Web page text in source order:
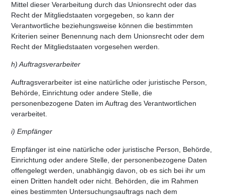
Mittel dieser Verarbeitung durch das Unionsrecht oder das
Recht der Mitgliedstaaten vorgegeben, so kann der
Verantwortliche beziehungsweise können die bestimmten
Kriterien seiner Benennung nach dem Unionsrecht oder dem
Recht der Mitgliedstaaten vorgesehen werden.
h) Auftragsverarbeiter
Auftragsverarbeiter ist eine natürliche oder juristische Person,
Behörde, Einrichtung oder andere Stelle, die
personenbezogene Daten im Auftrag des Verantwortlichen
verarbeitet.
i) Empfänger
Empfänger ist eine natürliche oder juristische Person, Behörde,
Einrichtung oder andere Stelle, der personenbezogene Daten
offengelegt werden, unabhängig davon, ob es sich bei ihr um
einen Dritten handelt oder nicht. Behörden, die im Rahmen
eines bestimmten Untersuchungsauftrags nach dem